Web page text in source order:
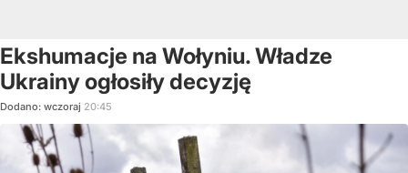
Ekshumacje na Wołyniu. Władze
Ukrainy ogłosiły decyzję
Dodano: wczoraj 20:45